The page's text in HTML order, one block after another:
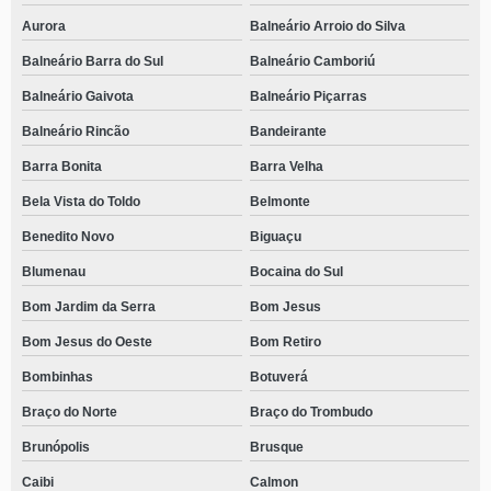
casa de reabilitação mais perto de mim Cocal do Sul
casa de recuperação para drogados endereço Frei Rogério
casa de recuperação para jovem dependente químico endereço Jardim Iririú
casa de reabilitação com psicoterapia individual endereço Santa Terezinha
do Progresso
contato de casa de reabilitação com psicoterapia em grupo Vargem
casa de recuperação de drogas com terapeutas Autódromo
casa de recuperação para alcoólatra endereço Santa Terezinha do
Progresso
contato de casa de reabilitação mais perto de mim Schroeder
casa de recuperação para alcoólatra endereço Boa Vista
contato de casa de recuperação para usuários de drogas Frei Rogério
Aurora Balneário Arroio do Silva
Balneário Barra do Sul Balneário Camboriú
Balneário Gaivota Balneário Piçarras
Balneário Rincão Bandeirante
Barra Bonita Barra Velha
Bela Vista do Toldo Belmonte
Benedito Novo Biguaçu
Blumenau Bocaina do Sul
Bom Jardim da Serra Bom Jesus
Bom Jesus do Oeste Bom Retiro
Bombinhas Botuverá
Braço do Norte Braço do Trombudo
Brunópolis Brusque
Caibi Calmon